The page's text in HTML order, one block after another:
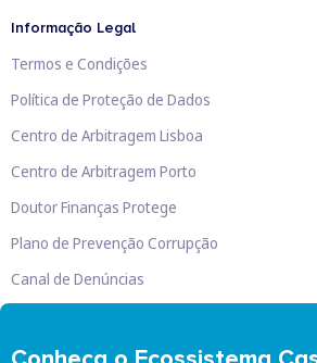
Informação Legal
Termos e Condições
Política de Proteção de Dados
Centro de Arbitragem Lisboa
Centro de Arbitragem Porto
Doutor Finanças Protege
Plano de Prevenção Corrupção
Canal de Denúncias